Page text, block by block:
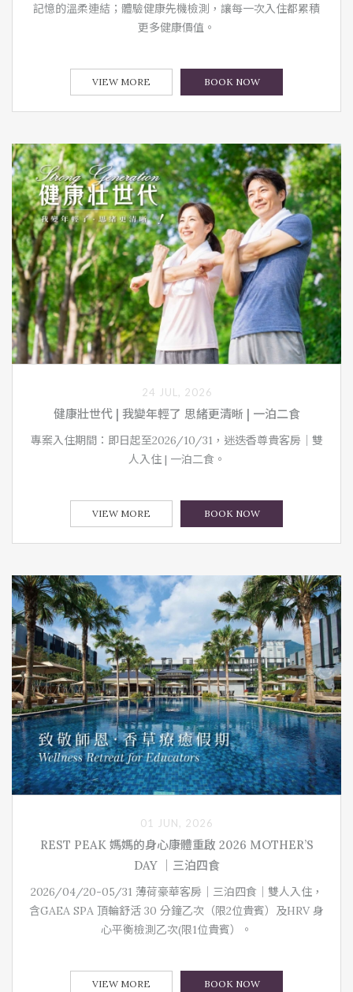
記憶的溫柔連結；體驗健康先機檢測，讓每一次入住都累積
更多健康價值。
VIEW MORE BOOK NOW
健康壯世代 | 我變年輕了 思緒更清晰 | 一泊二食
專案入住期間：即日起至2026/10/31，迷迭香尊貴客房｜雙
人入住 | 一泊二食。
24 JUL, 2026
VIEW MORE BOOK NOW
REST PEAK 媽媽的身心康體重啟 2026 MOTHER’S
DAY ｜三泊四食
2026/04/20-05/31 薄荷豪華客房｜三泊四食｜雙人入住，
含GAEA SPA 頂輪舒活 30 分鐘乙次（限2位貴賓）及HRV 身
心平衡檢測乙次(限1位貴賓）。
01 JUN, 2026
VIEW MORE BOOK NOW